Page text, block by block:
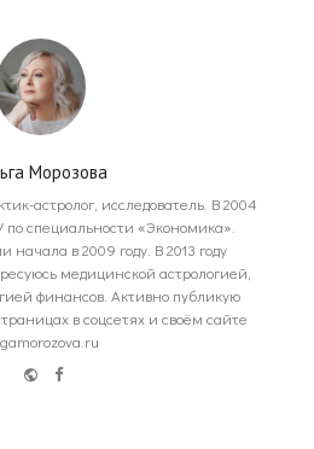
Морозова
астролог, исследователь. В 2004
по специальности «Экономика».
начала в 2009 году. В 2013 году
медицинской астрологией,
финансов. Активно публикую
в соцсетях и своём сайте
WebsiteFacebook